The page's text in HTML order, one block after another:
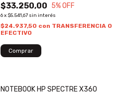
$33.250,00 5% OFF
6x $5.541,67 sin interés
$24.937,50 con TRANSFERENCIA O
EFECTIVO
NOTEBOOK HP SPECTRE X360